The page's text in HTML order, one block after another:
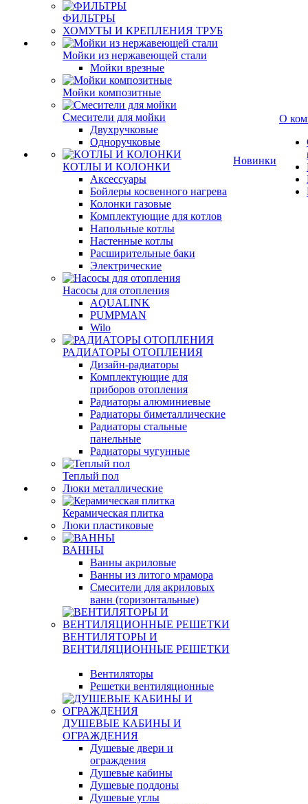
ФИЛЬТРЫ
ХОМУТЫ И КРЕПЛЕНИЯ ТРУБ
Мойки из нержавеющей стали
Мойки врезные
Мойки композитные
Смесители для мойки
Двухручковые
Одноручковые
КОТЛЫ И КОЛОНКИ
Аксессуары
Бойлеры косвенного нагрева
Колонки газовые
Комплектующие для котлов
Напольные котлы
Настенные котлы
Расширительные баки
Электрические
Насосы для отопления
AQUALINK
PUMPMAN
Wilo
РАДИАТОРЫ ОТОПЛЕНИЯ
Дизайн-радиаторы
Комплектующие для
приборов отопления
Радиаторы алюминиевые
Радиаторы биметаллические
Радиаторы стальные
панельные
Радиаторы чугунные
Теплый пол
Люки металлические
Керамическая плитка
Люки пластиковые
ВАННЫ
Ванны акриловые
Ванны из литого мрамора
Смесители для акриловых
ванн (горизонтальные)
ВЕНТИЛЯТОРЫ И
ВЕНТИЛЯЦИОННЫЕ РЕШЕТКИ
Вентиляторы
Решетки вентиляционные
ДУШЕВЫЕ КАБИНЫ И
ОГРАЖДЕНИЯ
Душевые двери и
ограждения
Душевые кабины
Душевые поддоны
Душевые углы
Новинки
О